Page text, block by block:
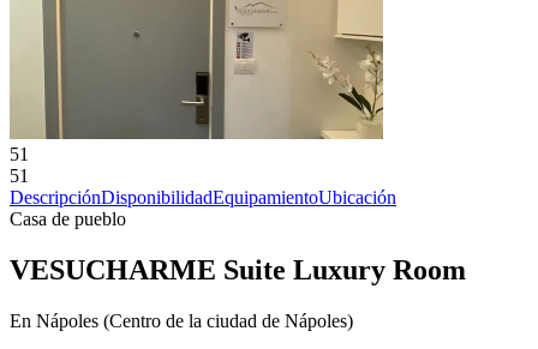
51
51
DescripciónDisponibilidadEquipamientoUbicación
Casa de pueblo
VESUCHARME Suite Luxury Room
En Nápoles (Centro de la ciudad de Nápoles)